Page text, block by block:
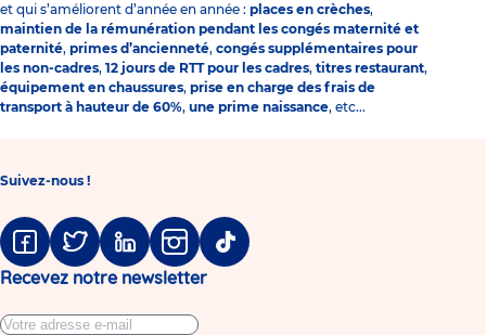
et qui s’améliorent d’année en année : places en crèches,
maintien de la rémunération pendant les congés maternité et
paternité, primes d’ancienneté, congés supplémentaires pour
les non-cadres, 12 jours de RTT pour les cadres, titres restaurant,
équipement en chaussures, prise en charge des frais de
transport à hauteur de 60%, une prime naissance, etc...
Suivez-nous !
FacebookTwitter LinkedinInstagramTiktok
Recevez notre newsletter